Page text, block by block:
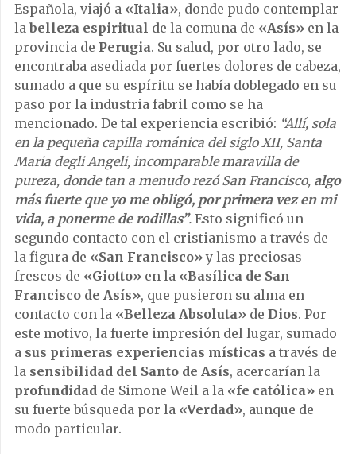
Española, viajó a «Italia», donde pudo contemplar
la belleza espiritual de la comuna de «Asís» en la
provincia de Perugia. Su salud, por otro lado, se
encontraba asediada por fuertes dolores de cabeza,
sumado a que su espíritu se había doblegado en su
paso por la industria fabril como se ha
mencionado. De tal experiencia escribió: “Allí, sola
en la pequeña capilla románica del siglo XII, Santa
Maria degli Angeli, incomparable maravilla de
pureza, donde tan a menudo rezó San Francisco, algo
más fuerte que yo me obligó, por primera vez en mi
vida, a ponerme de rodillas”. Esto significó un
segundo contacto con el cristianismo a través de
la figura de «San Francisco»y las preciosas
frescos de «Giotto» en la «Basílica de San
Francisco de Asís», que pusieron su alma en
contacto con la «Belleza Absoluta» de Dios. Por
este motivo, la fuerte impresión del lugar, sumado
a sus primeras experiencias místicas a través de
la sensibilidad del Santo de Asís, acercarían la
profundidad de Simone Weil a la «fe católica» en
su fuerte búsqueda por la «Verdad», aunque de
modo particular.